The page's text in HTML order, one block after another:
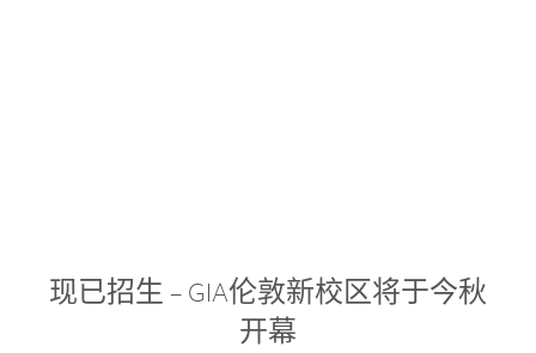
现已招生 – GIA伦敦新校区将于今秋
开幕